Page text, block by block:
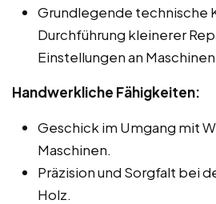
Grundlegende technische
Durchführung kleinerer
Einstellungen an
Handwerkliche Fähigkeiten:
Geschick im Umgang mit
Maschinen.
Präzision und Sorgfalt bei
Holz.